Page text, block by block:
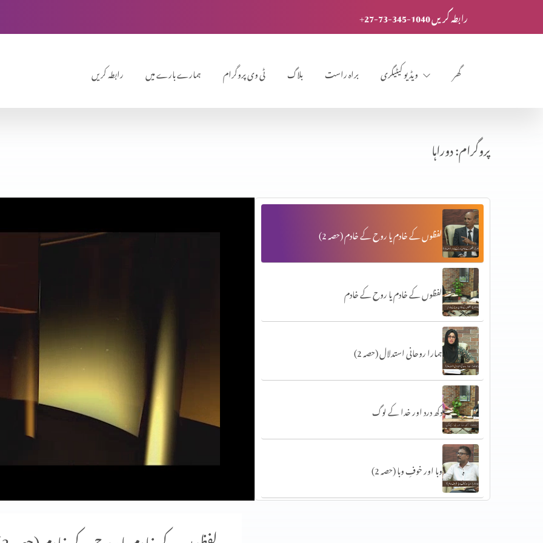
+27-73-345-1040 رابطہ کریں
رابطہ کریں ہمارے بارے میں ٹی وی پروگرام بلاگ براہ راست ویڈیو کیٹیگری گھر
پروگرام: دوراہا
لفظوں کے خادم یا روح کے خادم (حصہ 2)
لفظوں کے خادم یا روح کے خادم
ہمارا روحانی استدلال (حصہ 2)
دکھ درد اور خدا کے لوگ
وبا اور خوفِ وبا (حصہ 2)